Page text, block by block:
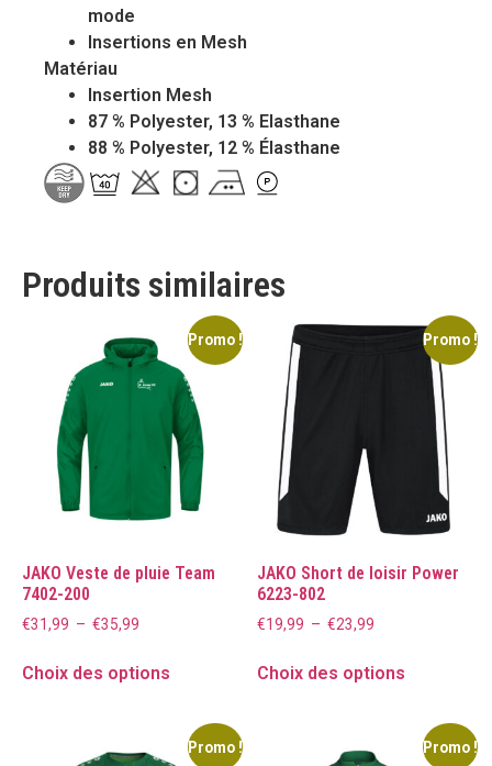
mode
Insertions en Mesh
Matériau
Insertion Mesh
87 % Polyester, 13 % Elasthane
88 % Polyester, 12 % Élasthane
Produits similaires
Promo !
JAKO Veste de pluie Team
7402-200
€31,99 – €35,99
Choix des options
Promo !
JAKO Short de loisir Power
6223-802
€19,99 – €23,99
Choix des options
Promo ! Promo !